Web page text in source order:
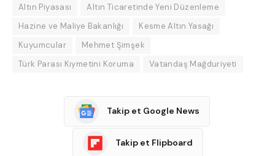
Altın Piyasası
Altın Ticaretinde Yeni Düzenleme
Hazine ve Maliye Bakanlığı
Kesme Altın Yasağı
Kuyumcular
Mehmet Şimşek
Türk Parası Kıymetini Koruma
Vatandaş Mağduriyeti
Takip et Google News
Takip et Flipboard